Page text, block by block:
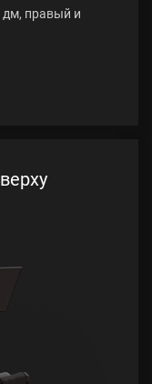
правый и